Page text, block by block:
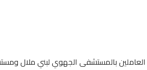
العاملين بالمستشفى الجهوي لبني ملال